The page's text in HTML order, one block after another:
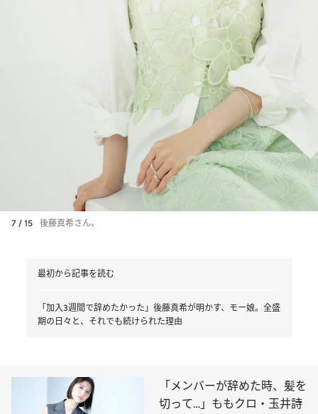
7 / 15 後藤真希さん。
最初から記事を読む
「加入3週間で辞めたかった」後藤真希が明かす、モー娘。全盛
期の日々と、それでも続けられた理由
「メンバーが辞めた時、髪を
切って…」ももクロ・玉井詩